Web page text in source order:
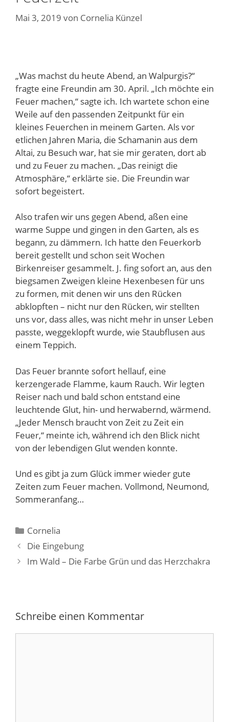
Mai 3, 2019 von Cornelia Künzel
„Was machst du heute Abend, an Walpurgis?“
fragte eine Freundin am 30. April. „Ich möchte ein
Feuer machen,“ sagte ich. Ich wartete schon eine
Weile auf den passenden Zeitpunkt für ein
kleines Feuerchen in meinem Garten. Als vor
etlichen Jahren Maria, die Schamanin aus dem
Altai, zu Besuch war, hat sie mir geraten, dort ab
und zu Feuer zu machen. „Das reinigt die
Atmosphäre,“ erklärte sie. Die Freundin war
sofort begeistert.
Also trafen wir uns gegen Abend, aßen eine
warme Suppe und gingen in den Garten, als es
begann, zu dämmern. Ich hatte den Feuerkorb
bereit gestellt und schon seit Wochen
Birkenreiser gesammelt. J. fing sofort an, aus den
biegsamen Zweigen kleine Hexenbesen für uns
zu formen, mit denen wir uns den Rücken
abklopften – nicht nur den Rücken, wir stellten
uns vor, dass alles, was nicht mehr in unser Leben
passte, weggeklopft wurde, wie Staubflusen aus
einem Teppich.
Das Feuer brannte sofort hellauf, eine
kerzengerade Flamme, kaum Rauch. Wir legten
Reiser nach und bald schon entstand eine
leuchtende Glut, hin- und herwabernd, wärmend.
„Jeder Mensch braucht von Zeit zu Zeit ein
Feuer,“ meinte ich, während ich den Blick nicht
von der lebendigen Glut wenden konnte.
Und es gibt ja zum Glück immer wieder gute
Zeiten zum Feuer machen. Vollmond, Neumond,
Sommeranfang…
Kategorien
Cornelia
Die Eingebung
Im Wald – Die Farbe Grün und das Herzchakra
Schreibe einen Kommentar